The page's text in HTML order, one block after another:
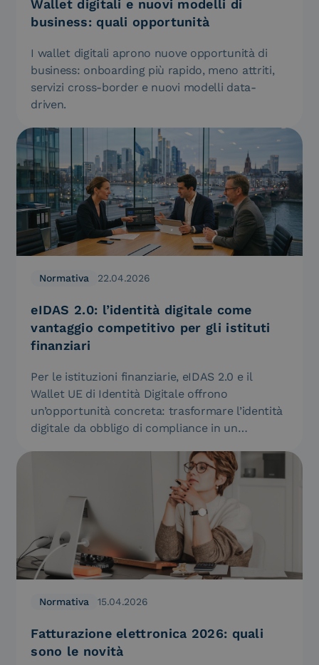
Wallet digitali e nuovi modelli di
business: quali opportunità
I wallet digitali aprono nuove opportunità di
business: onboarding più rapido, meno attriti,
servizi cross-border e nuovi modelli data-
driven.
Normativa 22.04.2026
eIDAS 2.0: l’identità digitale come
vantaggio competitivo per gli istituti
finanziari
Per le istituzioni finanziarie, eIDAS 2.0 e il
Wallet UE di Identità Digitale offrono
un’opportunità concreta: trasformare l’identità
digitale da obbligo di compliance in un…
Normativa 15.04.2026
Fatturazione elettronica 2026: quali
sono le novità